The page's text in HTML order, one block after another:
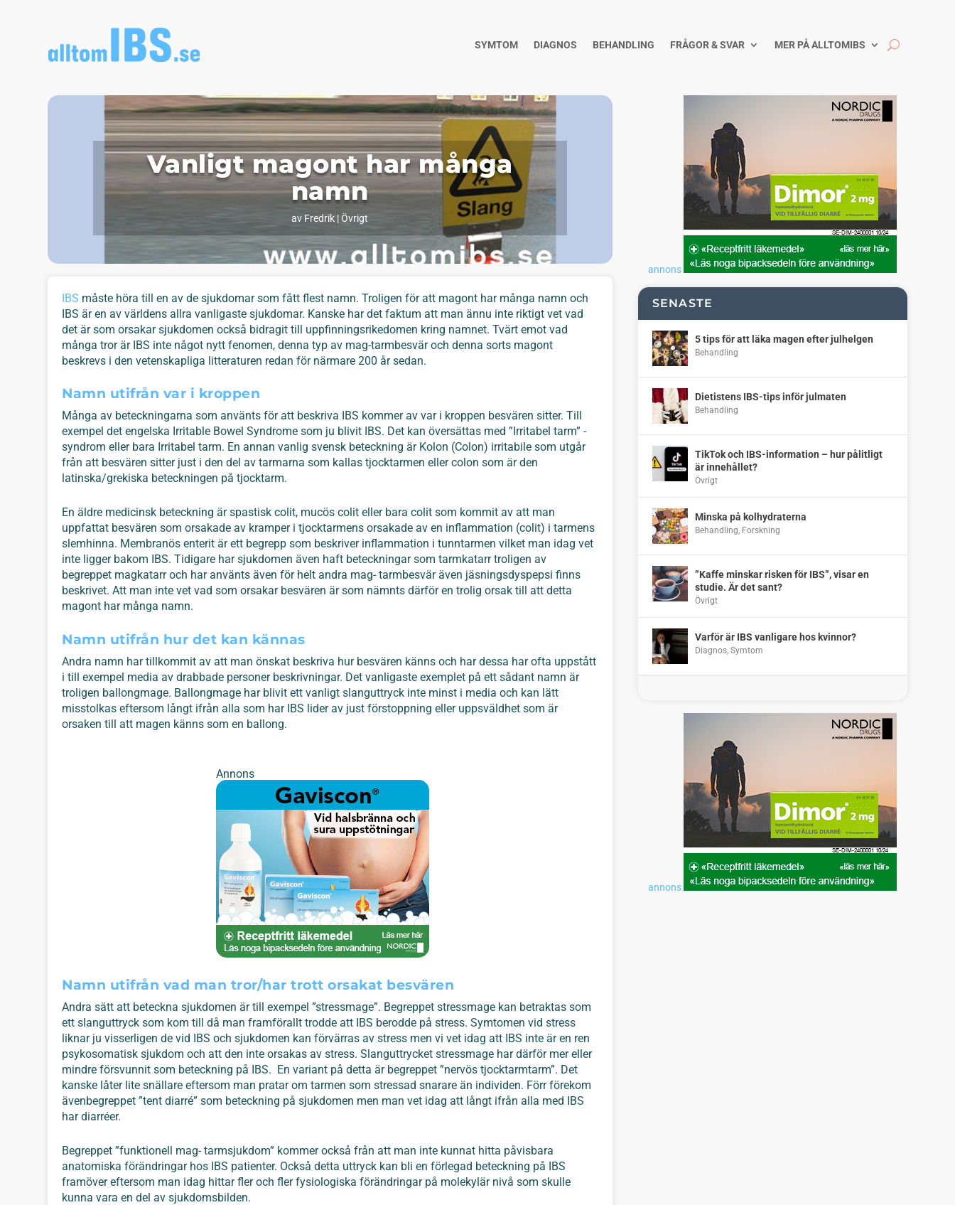
SYMTOM DIAGNOS BEHANDLING FRÅGOR & SVAR MER PÅ ALLTOMIBS
Vanligt magont har många
namn
av Fredrik |Övrigt
IBS måste höra till en av de sjukdomar som fått flest namn. Troligen för att magont har många namn och
IBS är en av världens allra vanligaste sjukdomar. Kanske har det faktum att man ännu inte riktigt vet vad
det är som orsakar sjukdomen också bidragit till uppfinningsrikedomen kring namnet. Tvärt emot vad
många tror är IBS inte något nytt fenomen, denna typ av mag-tarmbesvär och denna sorts magont
beskrevs i den vetenskapliga litteraturen redan för närmare 200 år sedan.
Namn utifrån var i kroppen
Många av beteckningarna som använts för att beskriva IBS kommer av var i kroppen besvären sitter. Till
exempel det engelska Irritable Bowel Syndrome som ju blivit IBS. Det kan översättas med ”Irritabel tarm” -
syndrom eller bara Irritabel tarm. En annan vanlig svensk beteckning är Kolon (Colon) irritabile som utgår
från att besvären sitter just i den del av tarmarna som kallas tjocktarmen eller colon som är den
latinska/grekiska beteckningen på tjocktarm.
En äldre medicinsk beteckning är spastisk colit, mucös colit eller bara colit som kommit av att man
uppfattat besvären som orsakade av kramper i tjocktarmens orsakade av en inflammation (colit) i tarmens
slemhinna. Membranös enterit är ett begrepp som beskriver inflammation i tunntarmen vilket man idag vet
inte ligger bakom IBS. Tidigare har sjukdomen även haft beteckningar som tarmkatarr troligen av
begreppet magkatarr och har använts även för helt andra mag- tarmbesvär även jäsningsdyspepsi finns
beskrivet. Att man inte vet vad som orsakar besvären är som nämnts därför en trolig orsak till att detta
magont har många namn.
Namn utifrån hur det kan kännas
Andra namn har tillkommit av att man önskat beskriva hur besvären känns och har dessa har ofta uppstått
i till exempel media av drabbade personer beskrivningar. Det vanligaste exemplet på ett sådant namn är
troligen ballongmage. Ballongmage har blivit ett vanligt slanguttryck inte minst i media och kan lätt
misstolkas eftersom långt ifrån alla som har IBS lider av just förstoppning eller uppsväldhet som är
orsaken till att magen känns som en ballong.
Annons
Namn utifrån vad man tror/har trott orsakat besvären
Andra sätt att beteckna sjukdomen är till exempel ”stressmage”. Begreppet stressmage kan betraktas som
ett slanguttryck som kom till då man framförallt trodde att IBS berodde på stress. Symtomen vid stress
liknar ju visserligen de vid IBS och sjukdomen kan förvärras av stress men vi vet idag att IBS inte är en ren
psykosomatisk sjukdom och att den inte orsakas av stress. Slanguttrycket stressmage har därför mer eller
mindre försvunnit som beteckning på IBS. En variant på detta är begreppet ”nervös tjocktarmtarm”. Det
kanske låter lite snällare eftersom man pratar om tarmen som stressad snarare än individen. Förr förekom
ävenbegreppet ”tent diarré” som beteckning på sjukdomen men man vet idag att långt ifrån alla med IBS
har diarréer.
Begreppet ”funktionell mag- tarmsjukdom” kommer också från att man inte kunnat hitta påvisbara
anatomiska förändringar hos IBS patienter. Också detta uttryck kan bli en förlegad beteckning på IBS
framöver eftersom man idag hittar fler och fler fysiologiska förändringar på molekylär nivå som skulle
kunna vara en del av sjukdomsbilden.
annons
SENASTE
5 tips för att läka magen efter julhelgen
Behandling
Dietistens IBS-tips inför julmaten
Behandling
TikTok och IBS-information – hur pålitligt
är innehållet?
Övrigt
Minska på kolhydraterna
Behandling Forskning
”Kaffe minskar risken för IBS”, visar en
studie. Är det sant?
Övrigt
Varför är IBS vanligare hos kvinnor?
Diagnos, Symtom
annons